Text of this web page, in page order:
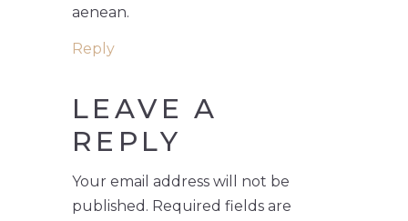
aenean.
Reply
LEAVE A
REPLY
Your email address will not be
published. Required fields are